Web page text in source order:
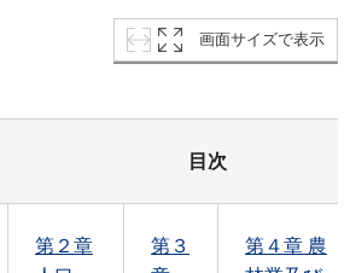
画面サイズで表示
目次
第２章
第３
第４章 農